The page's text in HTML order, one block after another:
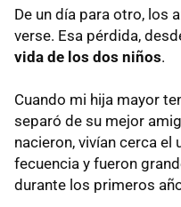
De un día para otro, los
verse. Esa pérdida,
vida de los dos niños.
Cuando mi hija mayor
separó de su mejor
nacieron, vivían cerca el
fecuencia y fueron
durante los primeros